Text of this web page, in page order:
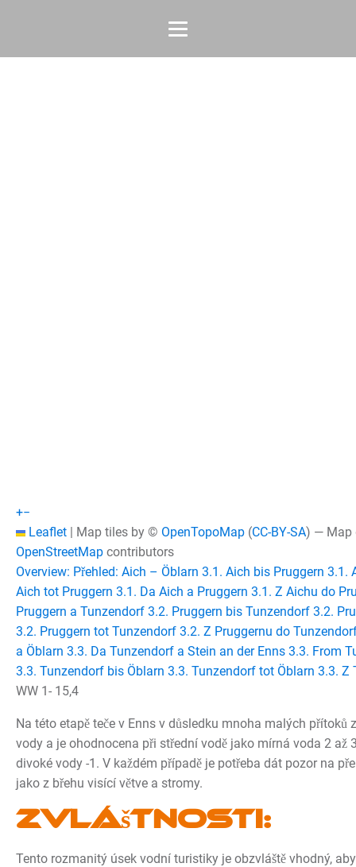
+−
Leaflet | Map tiles by © OpenTopoMap (CC-BY-SA) — Map
OpenStreetMap contributors
Overview: Přehled: Aich – Öblarn 3.1. Aich bis Pruggern 3.1.
Aich tot Pruggern 3.1. Da Aich a Pruggern 3.1. Z Aichu do
Pruggern a Tunzendorf 3.2. Pruggern bis Tunzendorf 3.2.
3.2. Pruggern tot Tunzendorf 3.2. Z Pruggernu do
a Öblarn 3.3. Da Tunzendorf a Stein an der Enns 3.3. From
3.3. Tunzendorf bis Öblarn 3.3. Tunzendorf tot Öblarn 3.3. Z
WW 1- 15,4
Na této etapě teče v Enns v důsledku mnoha malých přítoků
vody a je ohodnocena při střední vodě jako mírná voda 2 až
divoké vody -1. V každém případě je potřeba dát pozor na
jako z břehu visící větve a stromy.
Zvláštnosti:
Tento rozmanitý úsek vodní turistiky je obzvláště vhodný,